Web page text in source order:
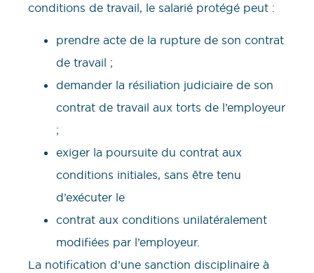
conditions de travail, le salarié protégé peut :
prendre acte de la rupture de son contrat
de travail ;
demander la résiliation judiciaire de son
contrat de travail aux torts de l’employeur
;
exiger la poursuite du contrat aux
conditions initiales, sans être tenu
d’exécuter le
contrat aux conditions unilatéralement
modifiées par l’employeur.
La notification d’une sanction disciplinaire à